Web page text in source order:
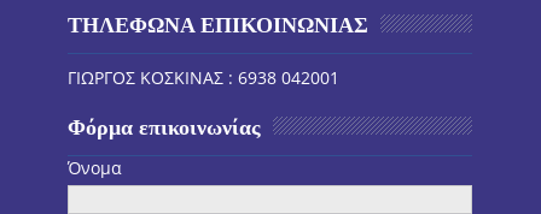
ΤΗΛΕΦΩΝΑ ΕΠΙΚΟΙΝΩΝΙΑΣ
ΓΙΩΡΓΟΣ ΚΟΣΚΙΝΑΣ : 6938 042001
Φόρμα επικοινωνίας
Όνομα